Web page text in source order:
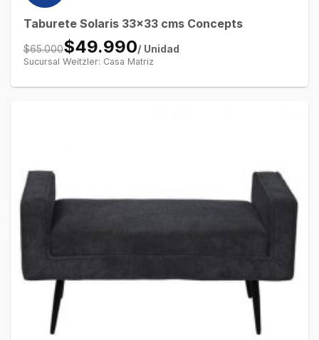
Taburete Solaris 33×33 cms Concepts
$65.000$49.990/ Unidad
Sucursal Weitzler: Casa Matriz